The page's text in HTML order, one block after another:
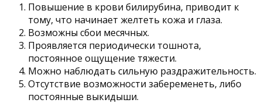
Повышение в крови билирубина, приводит к
тому, что начинает желтеть кожа и глаза.
Возможны сбои месячных.
Проявляется периодически тошнота,
постоянное ощущение тяжести.
Можно наблюдать сильную раздражительность.
Отсутствие возможности забеременеть, либо
постоянные выкидыши.